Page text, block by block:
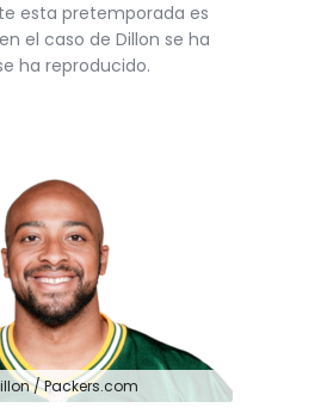
esta pretemporada es
el caso de Dillon se ha
ha reproducido.
/ Packers.com